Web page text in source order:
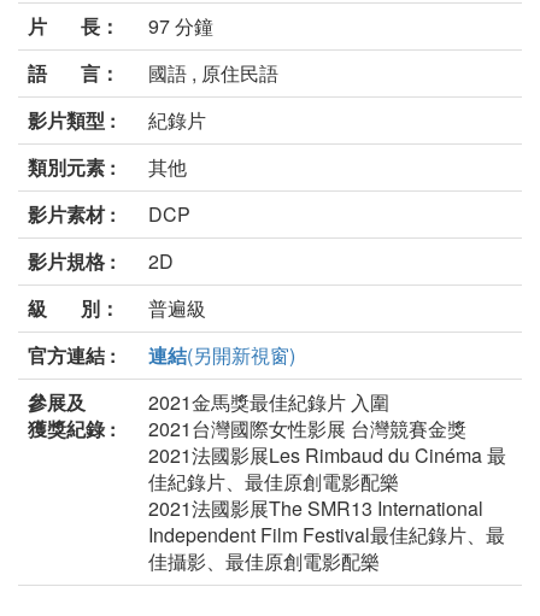
片 長：
97 分鐘
語 言：
國語 , 原住民語
影片類型 :
紀錄片
類別元素 :
其他
影片素材 :
DCP
影片規格 :
2D
級 別：
普遍級
官方連結 :
連結(另開新視窗)
參展及
獲獎紀錄 :
2021金馬獎最佳紀錄片 入圍
2021台灣國際女性影展 台灣競賽金獎
2021法國影展Les Rimbaud du Cinéma 最
佳紀錄片、最佳原創電影配樂
2021法國影展The SMR13 International
Independent Film Festival最佳紀錄片、最
佳攝影、最佳原創電影配樂